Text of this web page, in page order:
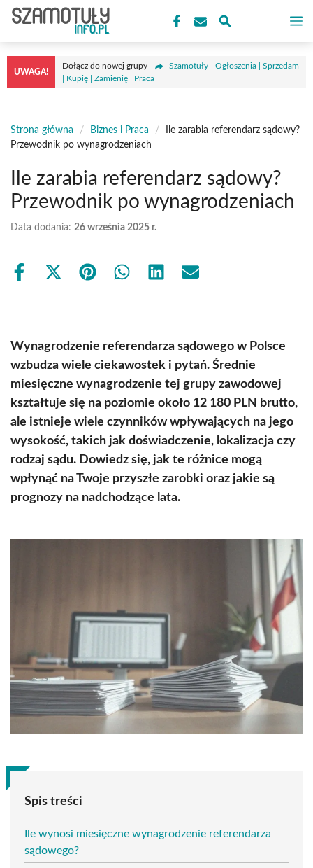
Przejdź
treści
UWAGA!
Dołącz do nowej grupy
Szamotuły - Ogłoszenia | Sprzedam
| Kupię | Zamienię | Praca
Strona główna / Biznes i Praca /
Ile zarabia referendarz sądowy?
Przewodnik po wynagrodzeniach
Ile zarabia referendarz sądowy?
Przewodnik po wynagrodzeniach
Data dodania: 26 września 2025 r.
Share
Share
(Twitter)
Share Share Share Share
Wynagrodzenie referendarza sądowego w Polsce
wzbudza wiele ciekawostek i pytań. Średnie
miesięczne wynagrodzenie tej grupy zawodowej
kształtuje się na poziomie około 12 180 PLN brutto,
ale istnieje wiele czynników wpływających na jego
wysokość, takich jak doświadczenie, lokalizacja czy
rodzaj sądu. Dowiedz się, jak te różnice mogą
wpłynąć na Twoje przyszłe zarobki oraz jakie są
prognozy na nadchodzące lata.
Spis treści
Ile wynosi miesięczne wynagrodzenie referendarza
sądowego?